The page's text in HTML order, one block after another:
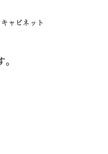
ャビネット